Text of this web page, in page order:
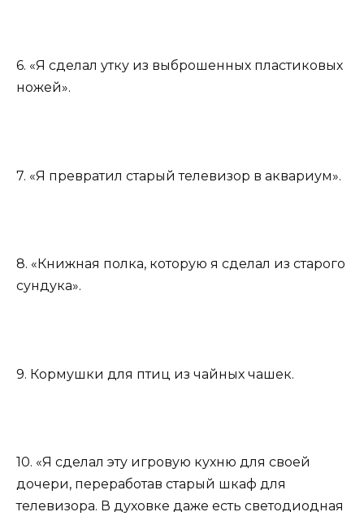
6. «Я сделал утку из выброшенных пластиковых
ножей».
7. «Я превратил старый телевизор в аквариум».
8. «Книжная полка, которую я сделал из старого
сундука».
9. Кормушки для птиц из чайных чашек.
10. «Я сделал эту игровую кухню для своей
дочери, переработав старый шкаф для
телевизора. В духовке даже есть светодиодная